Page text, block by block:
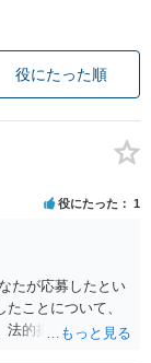
役にたった順
役にたった 1
たが応募したとい
ことについて、
法的措置を採って